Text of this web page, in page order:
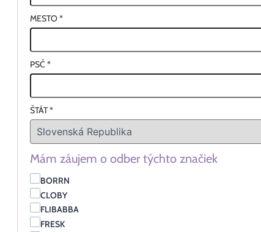
MESTO*
PSČ *
ŠTÁT*
Mám záujem o odber týchto značiek
BORRN
CLOBY
FLIBABBA
FRESK